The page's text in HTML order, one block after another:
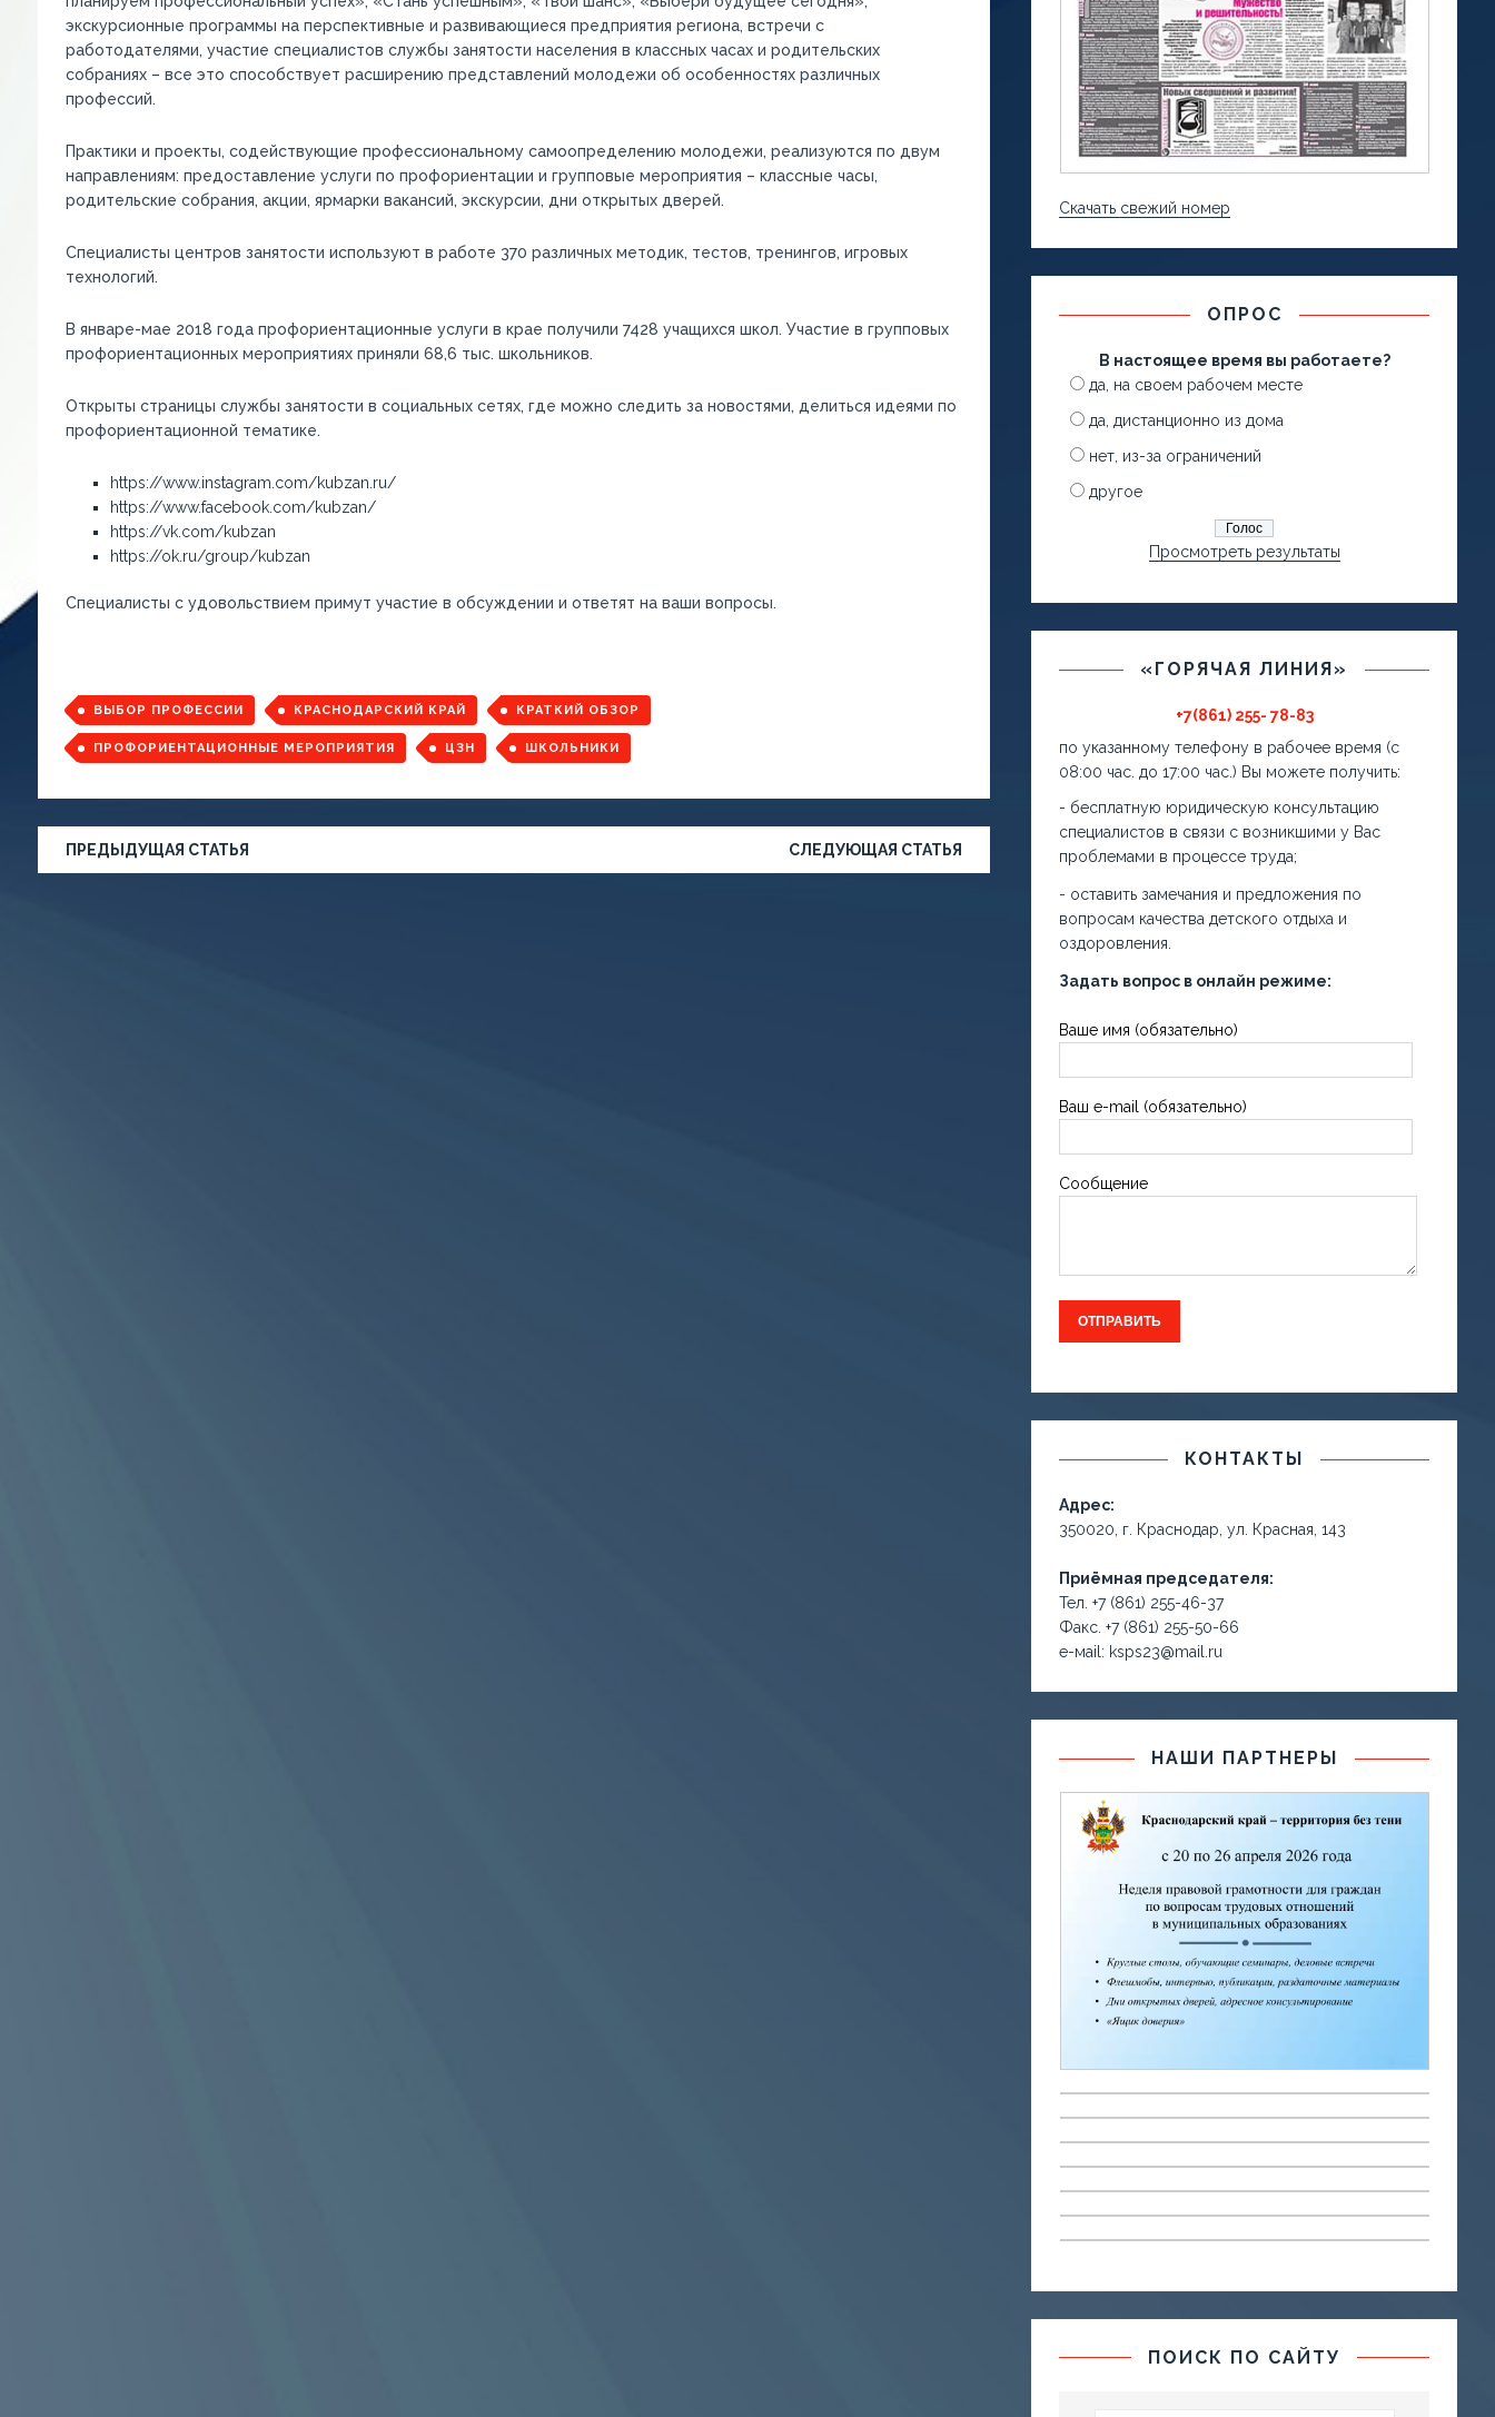
экскурсионные программы на перспективные и развивающиеся предприятия региона, встречи с
работодателями, участие специалистов службы занятости населения в классных часах и родительских
собраниях – все это способствует расширению представлений молодежи об особенностях различных
профессий.
Практики и проекты, содействующие профессиональному самоопределению молодежи, реализуются по двум
направлениям: предоставление услуги по профориентации и групповые мероприятия – классные часы,
родительские собрания, акции, ярмарки вакансий, экскурсии, дни открытых дверей.
Специалисты центров занятости используют в работе 370 различных методик, тестов, тренингов, игровых
технологий.
В январе-мае 2018 года профориентационные услуги в крае получили 7428 учащихся школ. Участие в групповых
профориентационных мероприятиях приняли 68,6 тыс. школьников.
Открыты страницы службы занятости в социальных сетях, где можно следить за новостями, делиться идеями по
профориентационной тематике.
https://www.instagram.com/kubzan.ru/
https://www.facebook.com/kubzan/
https://vk.com/kubzan
https://ok.ru/group/kubzan
Специалисты с удовольствием примут участие в обсуждении и ответят на ваши вопросы.
ВЫБОР ПРОФЕССИИ КРАСНОДАРСКИЙ КРАЙ КРАТКИЙ ОБЗОР
ПРОФОРИЕНТАЦИОННЫЕ МЕРОПРИЯТИЯ ЦЗН ШКОЛЬНИКИ
ПРЕДЫДУЩАЯ СТАТЬЯ СЛЕДУЮЩАЯ СТАТЬЯ
Скачать свежий номер
ОПРОС
В настоящее время вы работаете?
да, на своем рабочем месте
да, дистанционно из дома
нет, из-за ограничений
другое
Просмотреть результаты
«ГОРЯЧАЯ ЛИНИЯ»
+7(861) 255- 78-83
по указанному телефону в рабочее время (с
08:00 час. до 17:00 час.) Вы можете получить:
- бесплатную юридическую консультацию
специалистов в связи с возникшими у Вас
проблемами в процессе труда;
- оставить замечания и предложения по
вопросам качества детского отдыха и
оздоровления.
Задать вопрос в онлайн режиме:
Ваше имя (обязательно)
Ваш e-mail (обязательно)
Сообщение
КОНТАКТЫ
Адрес:
350020, г. Краснодар, ул. Красная, 143
Приёмная председателя:
Тел. +7 (861) 255-46-37
Факс. +7 (861) 255-50-66
е-маil: ksps23@mail.ru
НАШИ ПАРТНЕРЫ
ПОИСК ПО САЙТУ